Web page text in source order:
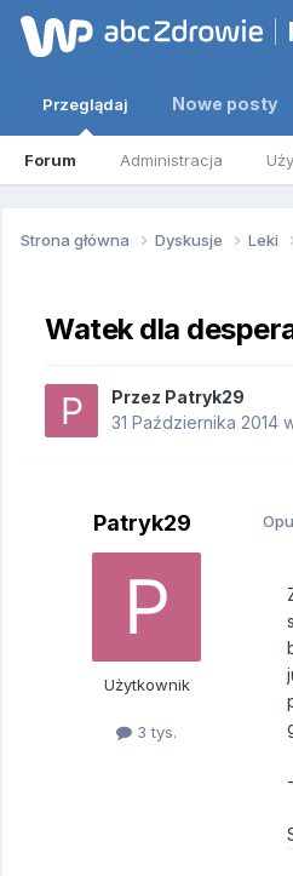
Przeglądaj
Forum Administracja
Nowe posty
Strona główna Dyskusje Leki
Watek dla
Przez Patryk29
31 Października 2014
Patryk29
Użytkownik
3 tys.